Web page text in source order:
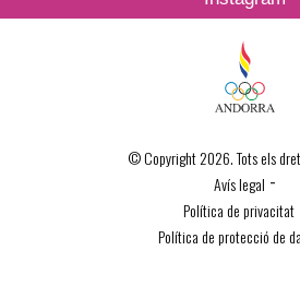
© Copyright 2026. Tots els
Avís legal -
Política de privacitat
Política de protecció de